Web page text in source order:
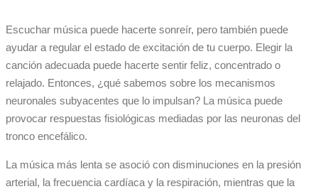
Escuchar música puede hacerte sonreír, pero también puede
ayudar a regular el estado de excitación de tu cuerpo. Elegir la
canción adecuada puede hacerte sentir feliz, concentrado o
relajado. Entonces, ¿qué sabemos sobre los mecanismos
neuronales subyacentes que lo impulsan? La música puede
provocar respuestas fisiológicas mediadas por las neuronas del
tronco encefálico.
La música más lenta se asoció con disminuciones en la presión
arterial, la frecuencia cardíaca y la respiración, mientras que la